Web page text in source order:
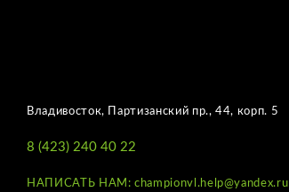
Владивосток, Партизанский пр., 44, корп. 5
8 (423) 240 40 22
НАПИСАТЬ НАМ: championvl.help@yandex.ru